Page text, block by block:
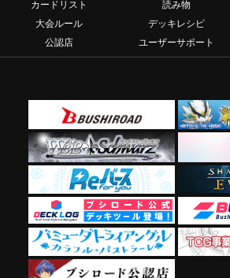
カードリスト
読み物
大会ルール
デッキレシピ
公認店
ユーザーサポート